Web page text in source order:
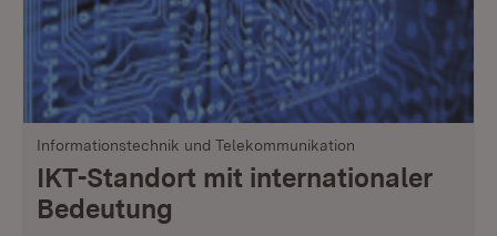
Informationstechnik und Telekommunikation
IKT-Standort mit internationaler
Bedeutung